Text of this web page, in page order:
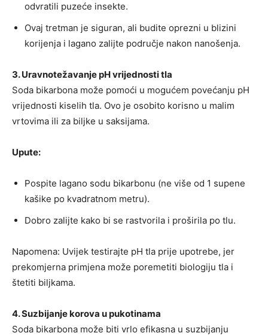
odvratili puzeće insekte.
Ovaj tretman je siguran, ali budite oprezni u blizini
korijenja i lagano zalijte područje nakon nanošenja.
3. Uravnotežavanje pH vrijednosti tla
Soda bikarbona može pomoći u mogućem povećanju pH
vrijednosti kiselih tla. Ovo je osobito korisno u malim
vrtovima ili za biljke u saksijama.
Upute:
Pospite lagano sodu bikarbonu (ne više od 1 supene
kašike po kvadratnom metru).
Dobro zalijte kako bi se rastvorila i proširila po tlu.
Napomena: Uvijek testirajte pH tla prije upotrebe, jer
prekomjerna primjena može poremetiti biologiju tla i
štetiti biljkama.
4. Suzbijanje korova u pukotinama
Soda bikarbona može biti vrlo efikasna u suzbijanju